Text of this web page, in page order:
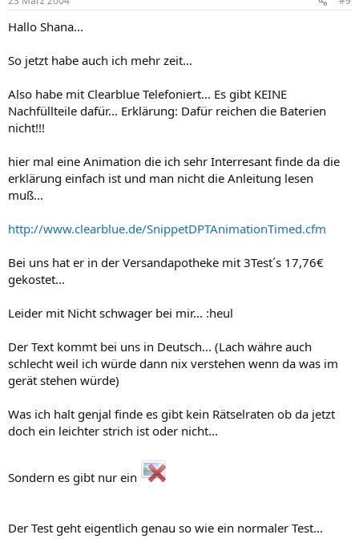
Hallo Shana...
So jetzt habe auch ich mehr zeit...
Also habe mit Clearblue Telefoniert... Es gibt KEINE
Nachfüllteile dafür... Erklärung: Dafür reichen die Baterien
nicht!!!
hier mal eine Animation die ich sehr Interresant finde da die
erklärung einfach ist und man nicht die Anleitung lesen
muß...
http://www.clearblue.de/SnippetDPTAnimationTimed.cfm
Bei uns hat er in der Versandapotheke mit 3Test´s 17,76€
gekostet...
Leider mit Nicht schwager bei mir... :heul
Der Text kommt bei uns in Deutsch... (Lach währe auch
schlecht weil ich würde dann nix verstehen wenn da was im
gerät stehen würde)
Was ich halt genjal finde es gibt kein Rätselraten ob da jetzt
doch ein leichter strich ist oder nicht...
Sondern es gibt nur ein
Der Test geht eigentlich genau so wie ein normaler Test...